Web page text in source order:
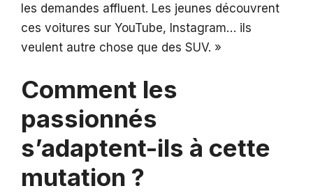
les demandes affluent. Les jeunes découvrent
ces voitures sur YouTube, Instagram… ils
veulent autre chose que des SUV. »
Comment les
passionnés
s’adaptent-ils à cette
mutation ?